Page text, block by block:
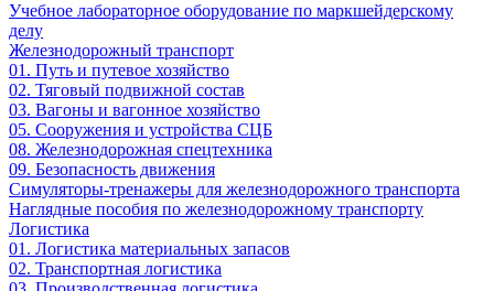
Учебное лабораторное оборудование по маркшейдерскому
делу
Железнодорожный транспорт
01. Путь и путевое хозяйство
02. Тяговый подвижной состав
03. Вагоны и вагонное хозяйство
05. Сооружения и устройства СЦБ
08. Железнодорожная спецтехника
09. Безопасность движения
Симуляторы-тренажеры для железнодорожного транспорта
Наглядные пособия по железнодорожному транспорту
Логистика
01. Логистика материальных запасов
02. Транспортная логистика